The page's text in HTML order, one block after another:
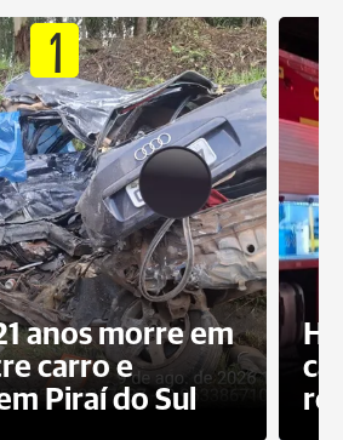
1
anos morre em
carro e
Piraí do Sul